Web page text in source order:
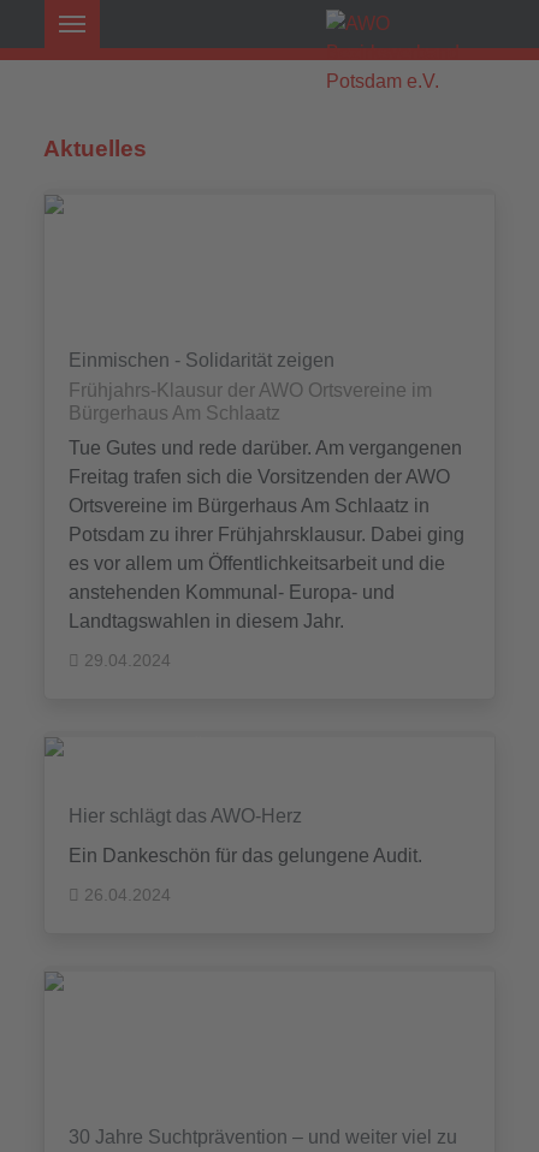
Aktuelles
Einmischen - Solidarität zeigen
Frühjahrs-Klausur der AWO Ortsvereine im
Bürgerhaus Am Schlaatz
Tue Gutes und rede darüber. Am vergangenen
Freitag trafen sich die Vorsitzenden der AWO
Ortsvereine im Bürgerhaus Am Schlaatz in
Potsdam zu ihrer Frühjahrsklausur. Dabei ging
es vor allem um Öffentlichkeitsarbeit und die
anstehenden Kommunal- Europa- und
Landtagswahlen in diesem Jahr.
29.04.2024
Hier schlägt das AWO-Herz
Ein Dankeschön für das gelungene Audit.
26.04.2024
30 Jahre Suchtprävention – und weiter viel zu